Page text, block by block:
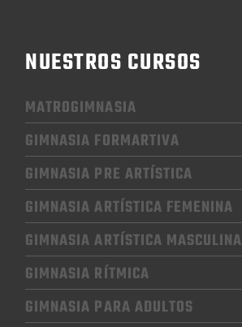
NUESTROS CURSOS
MATROGIMNASIA
GIMNASIA FORMARTIVA
GIMNASIA PRE ARTÍSTICA
GIMNASIA ARTÍSTICA FEMENINA
GIMNASIA ARTÍSTICA MASCULINA
GIMNASIA RÍTMICA
GIMNASIA PARA ADULTOS